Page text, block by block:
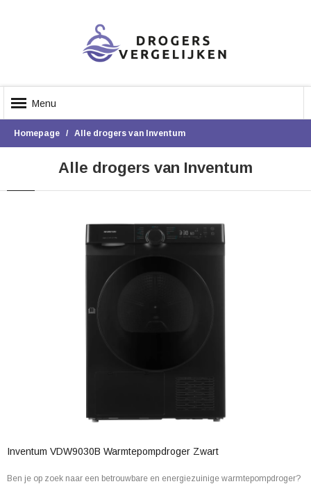
Menu
Homepage Alle drogers van Inventum
Alle drogers van Inventum
Inventum VDW9030B Warmtepompdroger Zwart
Ben je op zoek naar een betrouwbare en energiezuinige warmtepompdroger?